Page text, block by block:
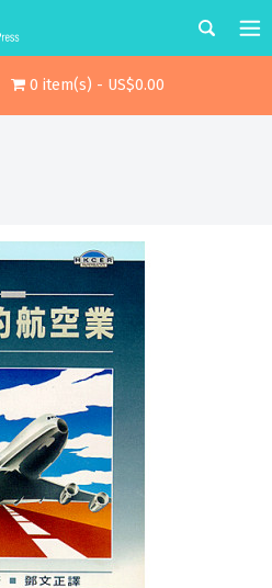
0 item(s) - US$0.00